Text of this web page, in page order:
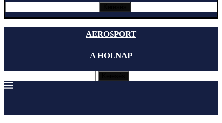
AEROSPORT
A HOLNAP